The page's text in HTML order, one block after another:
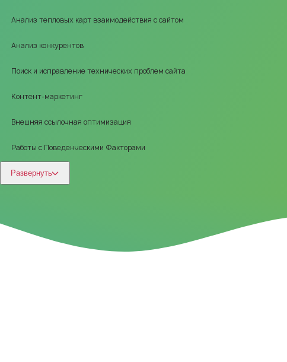
Анализ тепловых карт взаимодействия с сайтом
Анализ конкурентов
Поиск и исправление технических проблем сайта
Контент-маркетинг
Внешняя ссылочная оптимизация
Работы с Поведенческими Факторами
Развернуть